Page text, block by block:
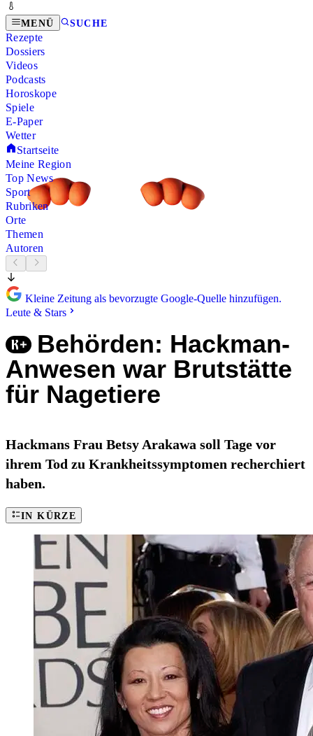
MENÜ SUCHE
Rezepte
Dossiers
Videos
Podcasts
Horoskope
Spiele
E-Paper
Wetter
Startseite
Meine Region
Top News
Sport
Rubriken
Orte
Themen
Autoren
Kleine Zeitung als bevorzugte Google-Quelle hinzufügen.
Leute & Stars
Behörden: Hackman-
Anwesen war Brutstätte
für Nagetiere
Hackmans Frau Betsy Arakawa soll Tage vor
ihrem Tod zu Krankheitssymptomen recherchiert
haben.
IN KÜRZE